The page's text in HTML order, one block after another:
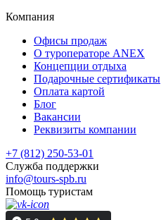
Компания
Офисы продаж
О туроператоре ANEX
Концепции отдыха
Подарочные сертификаты
Оплата картой
Блог
Вакансии
Реквизиты компании
+7 (812) 250-53-01
Служба поддержки
info@tours-spb.ru
Помощь туристам